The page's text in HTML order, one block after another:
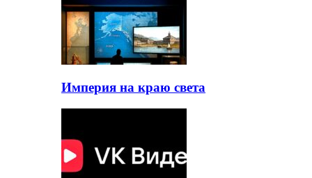
Империя на краю света